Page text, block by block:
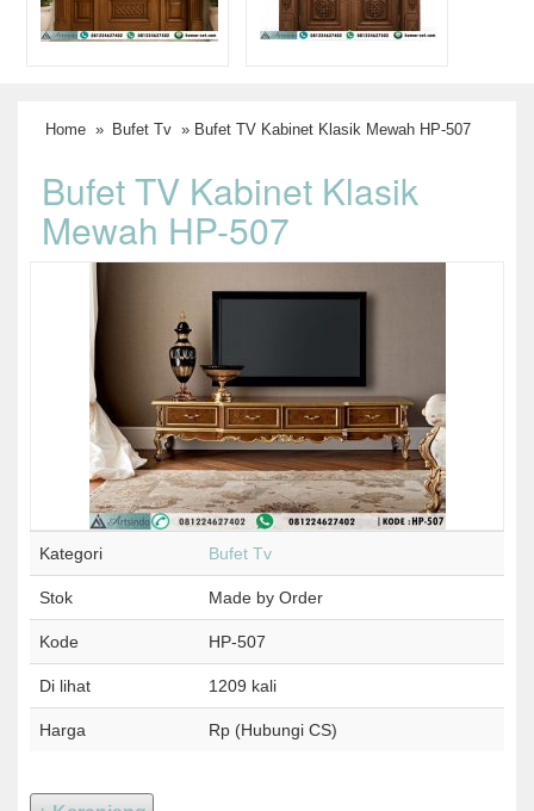
Home » Bufet Tv » Bufet TV Kabinet Klasik Mewah HP-507
Bufet TV Kabinet Klasik
Mewah HP-507
Kategori Bufet Tv
Stok Made by Order
Kode HP-507
Di lihat 1209 kali
Harga Rp (Hubungi CS)